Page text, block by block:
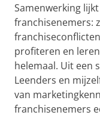
Samenwerking
franchisenemers:
profiteren en
helemaal. Uit een
Leenders en
van
franchisenemers